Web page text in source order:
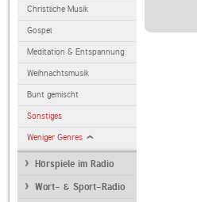
Christliche Musik
Gospel
Meditation & Entspannung
Weihnachtsmusik
Bunt gemischt
Sonstiges
Weniger Genres
Hörspiele im Radio
Wort- & Sport-Radio